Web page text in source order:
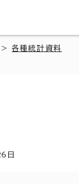
> 各種統計資料
日